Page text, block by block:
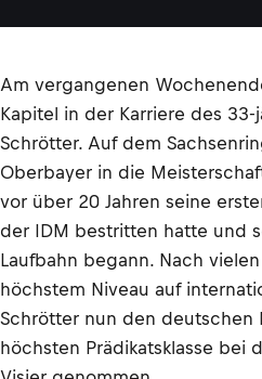
Am vergangenen
Kapitel in der Karriere des
Schrötter. Auf dem
Oberbayer in die
vor über 20 Jahren seine
der IDM bestritten hatte und
Laufbahn begann. Nach
höchstem Niveau auf
Schrötter nun den deutschen
höchsten Prädikatsklasse bei